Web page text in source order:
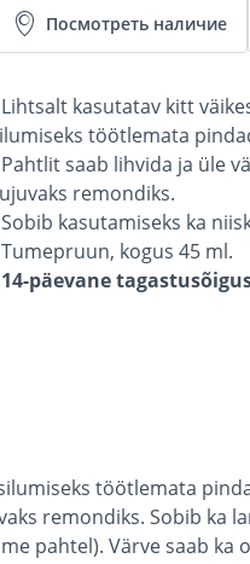
Посмотреть наличие
Lihtsalt kasutatav kitt
töötlemata
Pahtlit saab lihvida ja üle
remondiks.
Sobib kasutamiseks ka
Tumepruun, kogus 45 ml.
14-päevane
töötlemata
remondiks. Sobib ka
pahtel). Värve saab ka